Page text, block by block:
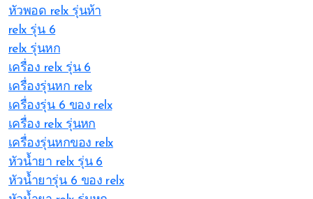
หัวพอด relx รุ่นห้า
relx รุ่น 6
relx รุ่นหก
เครื่อง relx รุ่น 6
เครื่องรุ่นหก relx
เครื่องรุ่น 6 ของ relx
เครื่อง relx รุ่นหก
เครื่องรุ่นหกของ relx
หัวน้ำยา relx รุ่น 6
หัวน้ำยารุ่น 6 ของ relx